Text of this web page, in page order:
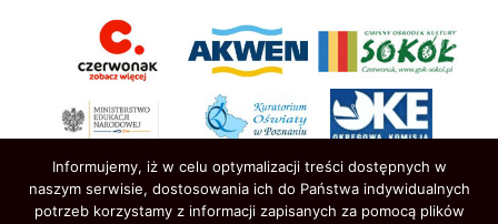
Informujemy, iż w celu optymalizacji treści dostępnych w
naszym serwisie, dostosowania ich do Państwa indywidualnych
potrzeb korzystamy z informacji zapisanych za pomocą plików